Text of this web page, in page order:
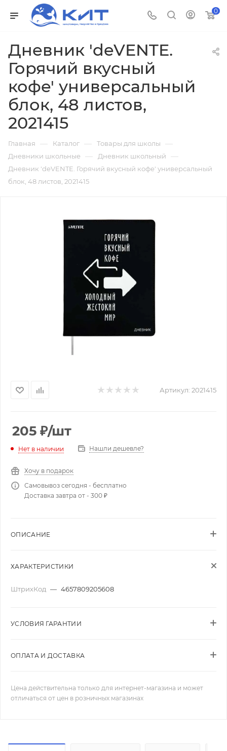
0
Дневник 'deVENTE.
Горячий вкусный
кофе' универсальный
блок, 48 листов,
2021415
Главная — Каталог — Товары для школы —
Дневники школьные — Дневник школьный —
Дневник 'deVENTE. Горячий вкусный кофе' универсальный
блок, 48 листов, 2021415
Артикул: 2021415
205 ₽/шт
Нет в наличии Нашли дешевле?
Хочу в подарок
Самовывоз сегодня - бесплатно
Доставка завтра от - 300 ₽
ОПИСАНИЕ
ХАРАКТЕРИСТИКИ
ШтрихКод — 4657809205608
УСЛОВИЯ ГАРАНТИИ
ОПЛАТА И ДОСТАВКА
Цена действительна только для интернет-магазина и может
отличаться от цен в розничных магазинах